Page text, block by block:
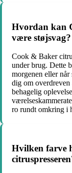
Hvordan kan
være støjsvag?
Cook & Baker
under brug. Dette
morgenen eller
dig om
behagelig
ro rundt omkring i
Hvilken farve